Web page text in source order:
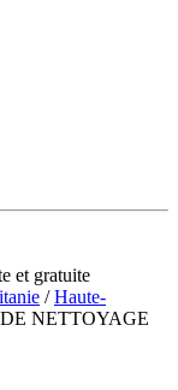
et gratuite
/Haute-
DE NETTOYAGE